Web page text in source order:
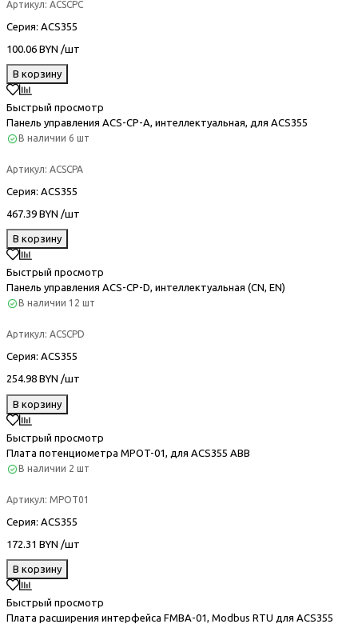
Артикул: ACSCPC
Серия: ACS355
100.06 BYN /шт
В корзину
Быстрый просмотр
Панель управления ACS-CP-A, интеллектуальная, для ACS355
В наличии 6 шт
Артикул: ACSCPA
Серия: ACS355
467.39 BYN /шт
В корзину
Быстрый просмотр
Панель управления ACS-CP-D, интеллектуальная (CN, EN)
В наличии 12 шт
Артикул: ACSCPD
Серия: ACS355
254.98 BYN /шт
В корзину
Быстрый просмотр
Плата потенциометра MPOT-01, для ACS355 ABB
В наличии 2 шт
Артикул: MPOT01
Серия: ACS355
172.31 BYN /шт
В корзину
Быстрый просмотр
Плата расширения интерфейса FMBA-01, Modbus RTU для ACS355